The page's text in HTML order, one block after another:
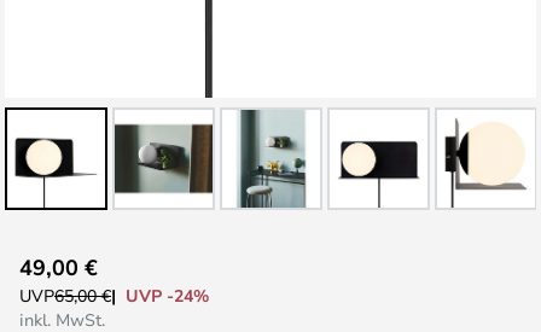
Anfang
der
49,00 €
UVP65,00 €
UVP -24%
inkl. MwSt.